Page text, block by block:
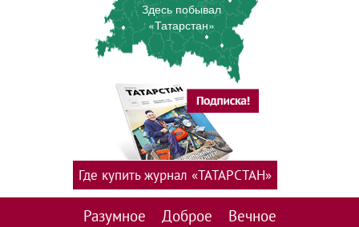
Здесь побывал
«Татарстан»
Разумное Доброе Вечное
Где купить журнал «ТАТАРСТАН»